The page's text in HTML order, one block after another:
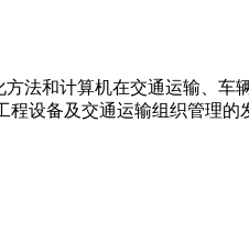
法和计算机在交通运输、车
设备及交通运输组织管理的